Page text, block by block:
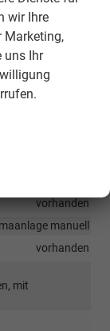
Apple
möglich.
vorhanden
manuell
vorhanden
mit
wir Ihre
Marketing,
uns Ihr